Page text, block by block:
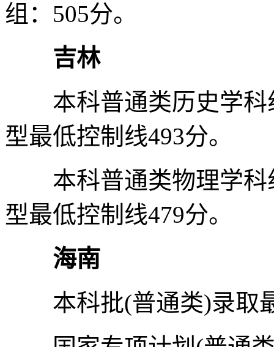
组：505分。
吉林
本科普通类历史学科
型最低控制线493分。
本科普通类物理学科
型最低控制线479分。
海南
本科批(普通类)录取